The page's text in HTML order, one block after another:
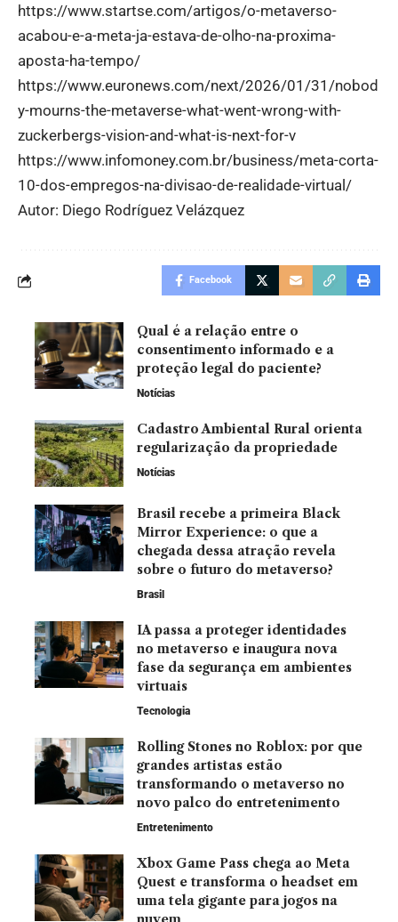
https://www.startse.com/artigos/o-metaverso-
acabou-e-a-meta-ja-estava-de-olho-na-proxima-
aposta-ha-tempo/
https://www.euronews.com/next/2026/01/31/nobod
y-mourns-the-metaverse-what-went-wrong-with-
zuckerbergs-vision-and-what-is-next-for-v
https://www.infomoney.com.br/business/meta-corta-
10-dos-empregos-na-divisao-de-realidade-virtual/
Autor: Diego Rodríguez Velázquez
Facebook
Qual é a relação entre o
consentimento informado e a
proteção legal do paciente?
Notícias
Cadastro Ambiental Rural orienta
regularização da propriedade
Notícias
Brasil recebe a primeira Black
Mirror Experience: o que a
chegada dessa atração revela
sobre o futuro do metaverso?
Brasil
IA passa a proteger identidades
no metaverso e inaugura nova
fase da segurança em ambientes
virtuais
Tecnologia
Rolling Stones no Roblox: por que
grandes artistas estão
transformando o metaverso no
novo palco do entretenimento
Entretenimento
Xbox Game Pass chega ao Meta
Quest e transforma o headset em
uma tela gigante para jogos na